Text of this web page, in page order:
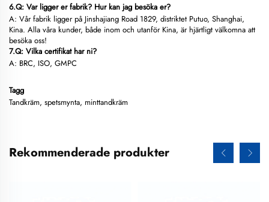
6.Q: Var ligger er fabrik? Hur kan jag besöka er?
A: Vår fabrik ligger på Jinshajiang Road 1829, distriktet Putuo, Shanghai,
Kina. Alla våra kunder, både inom och utanför Kina, är hjärtligt välkomna att
besöka oss!
7.Q: Vilka certifikat har ni?
A: BRC, ISO, GMPC
Tagg
Tandkräm, spetsmynta, minttandkräm
Rekommenderade produkter